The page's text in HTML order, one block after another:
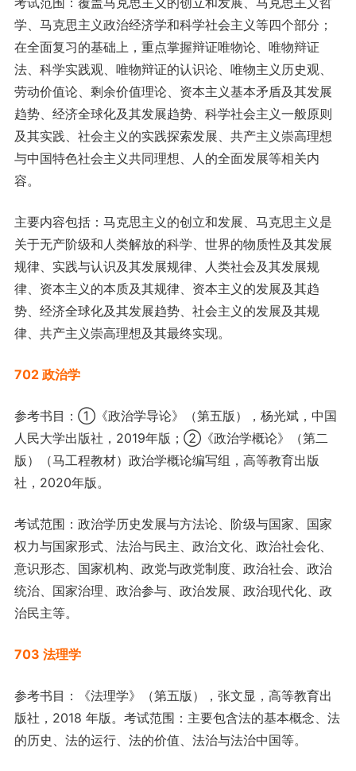
学、马克思主义政治经济学和科学社会主义等四个部分；
在全面复习的基础上，重点掌握辩证唯物论、唯物辩证
法、科学实践观、唯物辩证的认识论、唯物主义历史观、
劳动价值论、剩余价值理论、资本主义基本矛盾及其发展
趋势、经济全球化及其发展趋势、科学社会主义一般原则
及其实践、社会主义的实践探索发展、共产主义崇高理想
与中国特色社会主义共同理想、人的全面发展等相关内
容。
主要内容包括：马克思主义的创立和发展、马克思主义是
关于无产阶级和人类解放的科学、世界的物质性及其发展
规律、实践与认识及其发展规律、人类社会及其发展规
律、资本主义的本质及其规律、资本主义的发展及其趋
势、经济全球化及其发展趋势、社会主义的发展及其规
律、共产主义崇高理想及其最终实现。
702 政治学
参考书目：①《政治学导论》（第五版），杨光斌，中国
人民大学出版社，2019年版；②《政治学概论》（第二
版）（马工程教材）政治学概论编写组，高等教育出版
社，2020年版。
考试范围：政治学历史发展与方法论、阶级与国家、国家
权力与国家形式、法治与民主、政治文化、政治社会化、
意识形态、国家机构、政党与政党制度、政治社会、政治
统治、国家治理、政治参与、政治发展、政治现代化、政
治民主等。
703 法理学
参考书目：《法理学》（第五版），张文显，高等教育出
版社，2018 年版。考试范围：主要包含法的基本概念、法
的历史、法的运行、法的价值、法治与法治中国等。